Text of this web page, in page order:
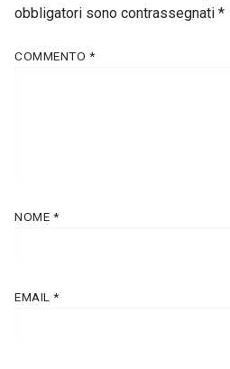
obbligatori sono contrassegnati *
COMMENTO *
NOME *
EMAIL *